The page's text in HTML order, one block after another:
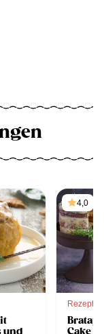
4,0
Rezept